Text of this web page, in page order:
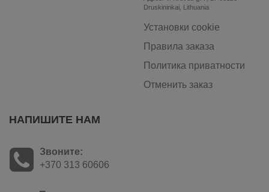
Druskininkai, Lithuania
Установки cookie
Правила заказа
Политика приватности
Отменить заказ
НАПИШИТЕ НАМ
Звоните:
+370 313 60606